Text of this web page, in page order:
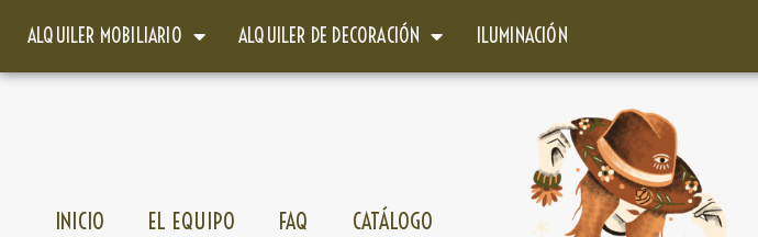
ALQUILER MOBILIARIO ALQUILER DE DECORACIÓN ILUMINACIÓN
INICIO EL EQUIPO FAQ CATÁLOGO